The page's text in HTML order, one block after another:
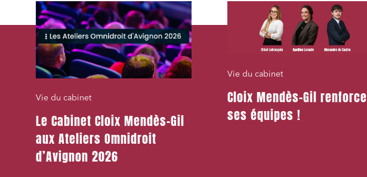
Vie du cabinet
Le Cabinet Cloix Mendès-Gil
aux Ateliers Omnidroit
d’Avignon 2026
Vie du cabinet
Cloix Mendès-Gil renforce
ses équipes !